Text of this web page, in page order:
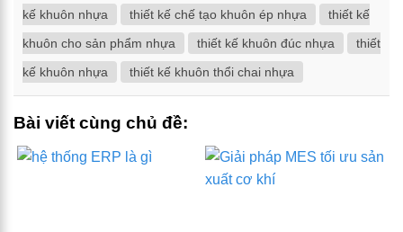
kế khuôn nhựa
thiết kế chế tạo khuôn ép nhựa
thiết kế
khuôn cho sản phẩm nhựa
thiết kế khuôn đúc nhựa
thiết
kế khuôn nhựa
thiết kế khuôn thổi chai nhựa
Bài viết cùng chủ đề: